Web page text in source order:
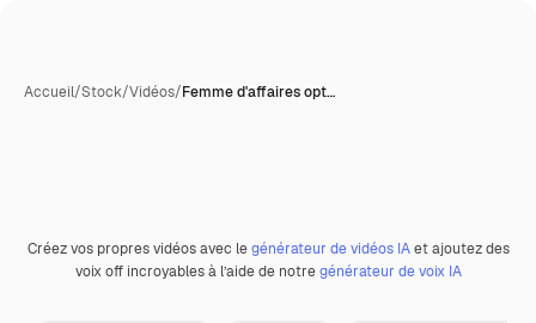
Accueil/Stock/Vidéos/Femme d'affaires opt…
Premium
Créez vos propres vidéos avec legénérateur de vidéos IAet ajoutez des
voix off incroyables à l’aide de notregénérateur de voix IA